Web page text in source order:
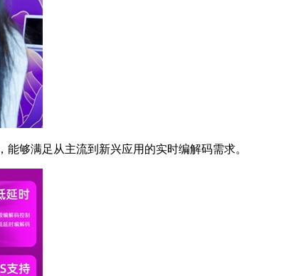
够满足从主流到新兴应用的实时编解码需求。